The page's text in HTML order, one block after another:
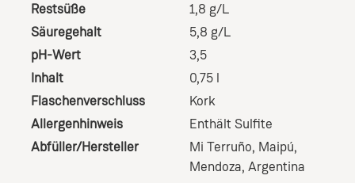
Restsüße
1,8 g/L
Säuregehalt
5,8 g/L
pH-Wert
3,5
Inhalt
0,75 l
Flaschenverschluss
Kork
Allergenhinweis
Enthält Sulfite
Abfüller/Hersteller
Mi Terruño, Maipú,
Mendoza, Argentina